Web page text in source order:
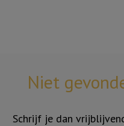
Niet
Schrijf je dan